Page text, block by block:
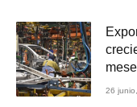
26